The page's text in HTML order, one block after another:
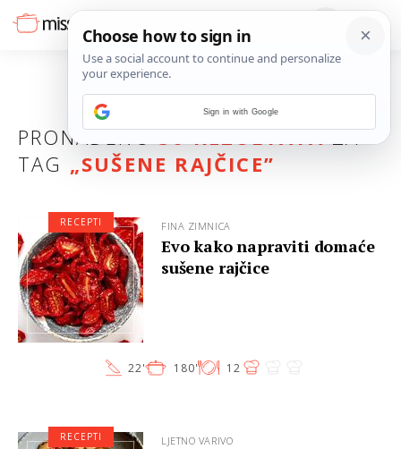
PRONAĐENO30 REZULTATAZA
TAG „SUŠENE RAJČICE”
FINA ZIMNICA
Evo kako napraviti domaće
sušene rajčice
22' 180' 12
RECEPTI
LJETNO VARIVO
RECEPTI
Sign in with Google